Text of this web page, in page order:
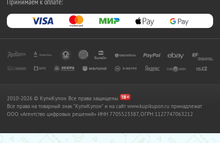
2010-2026 © КупиКупон. Все права защищены.
Все права на товарный знак "КупиКупон" и на сайт www.kupikupon.ru принадлежат
OOO «Агентство цифровых решений» ИНН 7705523387, ОГРН 1127747063212